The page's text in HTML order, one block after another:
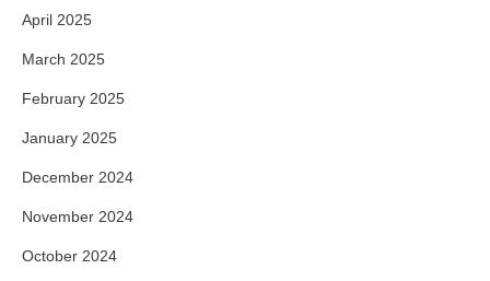
April 2025
March 2025
February 2025
January 2025
December 2024
November 2024
October 2024